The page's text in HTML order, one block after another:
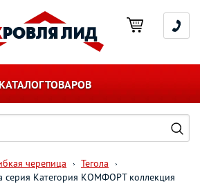
ТОВАРОВ
черепица
Тегола
серия Категория КОМФОРТ коллекция